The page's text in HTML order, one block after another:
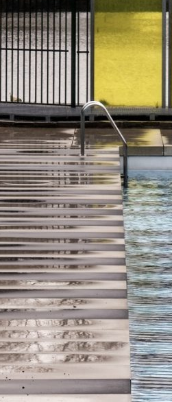
28 janvier 2021
16 juin 2022